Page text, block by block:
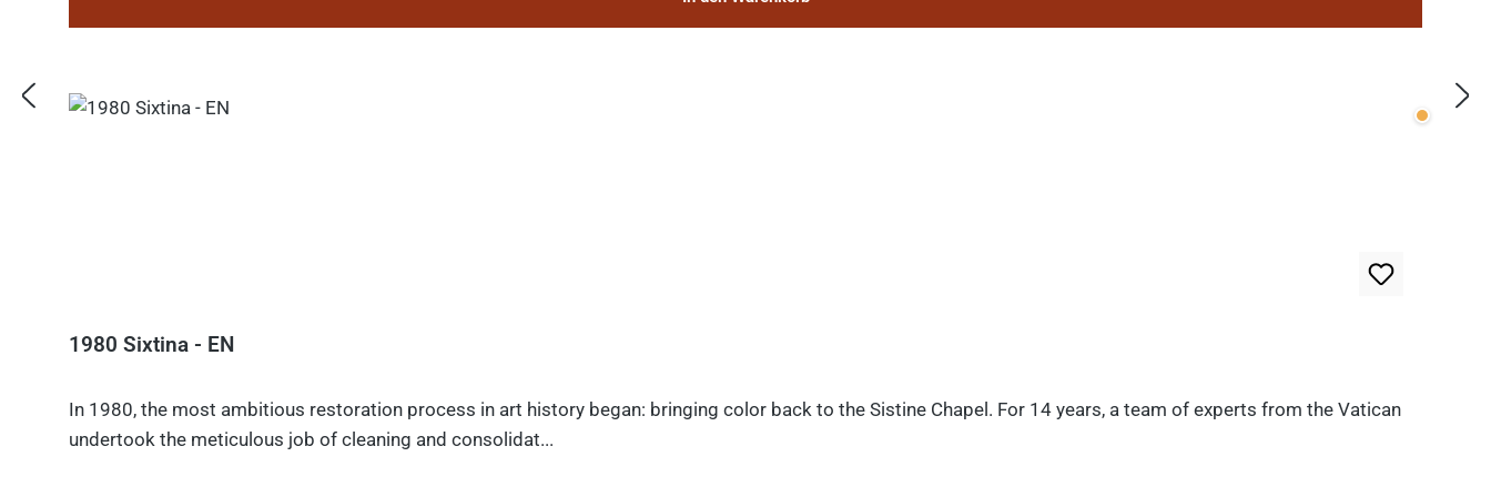
Wenige
1980 Sixtina - EN
In 1980, the most ambitious restoration process in art history began: bringing color back to the Sistine Chapel. For 14 years, a team of experts from the Vatican
undertook the meticulous job of cleaning and consolidat...